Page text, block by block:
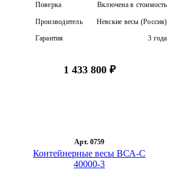
Поверка Включена в стоимость
Производитель Невские весы (Россия)
Гарантия 3 года
1 433 800 ₽
Арт. 0759
Контейнерные весы ВСА-С
40000-3